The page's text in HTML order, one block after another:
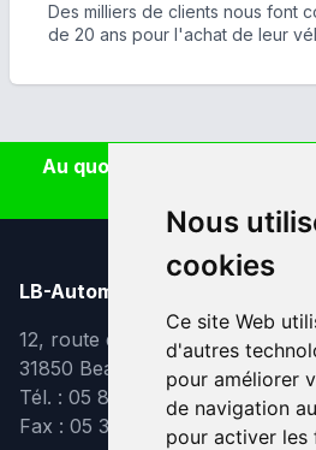
Nous
cookies
Ce site Web
d'autres
pour améliorer
de navigation
pour activer les
Des milliers de clients nous font
de 20 ans pour l'achat de leur
Au quotidien, prenez les
LB-Automobiles.com
12, route de Lavaur
31850 Beaupuy
Tél. : 05 82 95 39 40
Fax : 05 31 08 10 91